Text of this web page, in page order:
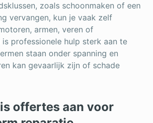
zoals schoonmaken of een
vervangen, kun je vaak zelf
armen, veren of
professionele hulp sterk aan te
staan onder spanning en
kan gevaarlijk zijn of schade
offertes aan voor